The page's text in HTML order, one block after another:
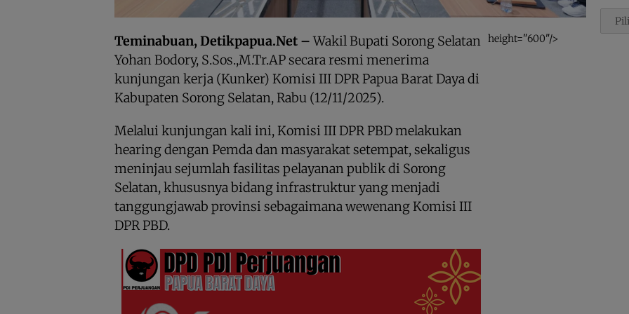
Teminabuan, Detikpapua.Net – Wakil Bupati Sorong Selatan
Yohan Bodory, S.Sos.,M.Tr.AP secara resmi menerima
kunjungan kerja (Kunker) Komisi III DPR Papua Barat Daya di
Kabupaten Sorong Selatan, Rabu (12/11/2025).
Melalui kunjungan kali ini, Komisi III DPR PBD melakukan
hearing dengan Pemda dan masyarakat setempat, sekaligus
meninjau sejumlah fasilitas pelayanan publik di Sorong
Selatan, khususnya bidang infrastruktur yang menjadi
tanggungjawab provinsi sebagaimana wewenang Komisi III
DPR PBD.
height="600"/>